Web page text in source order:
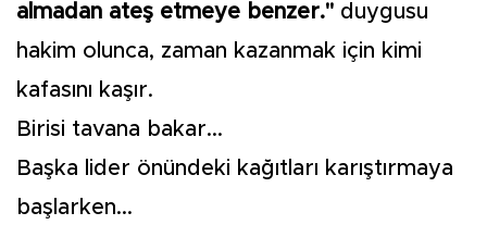
almadan ateş etmeye benzer." duygusu
hakim olunca, zaman kazanmak için kimi
kafasını kaşır.
Birisi tavana bakar...
Başka lider önündeki kağıtları karıştırmaya
başlarken...